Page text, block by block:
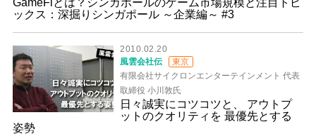
GameFiとは？シンガポールのゲーム市場規模と注目トピ
ックス：深掘りシンガポール ～企業編～ #3
2010.02.20
風雲会社伝
東京
有限会社サイクロンエンターテインメント 代表
取締役 小川敦氏
日々誠実にコツコツと、 アウトプ
ットのクオリティを 最優先とする
姿勢